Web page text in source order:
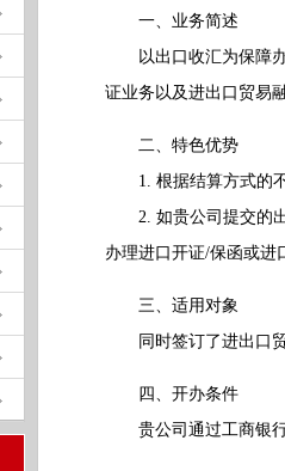
一、业务简述
以出口收汇为保障办
证业务以及进出口贸易
二、特色优势
1. 根据结算方式的不
2. 如贵公司提交的出
办理进口开证/保函或进
三、适用对象
同时签订了进出口贸
四、开办条件
贵公司通过工商银行